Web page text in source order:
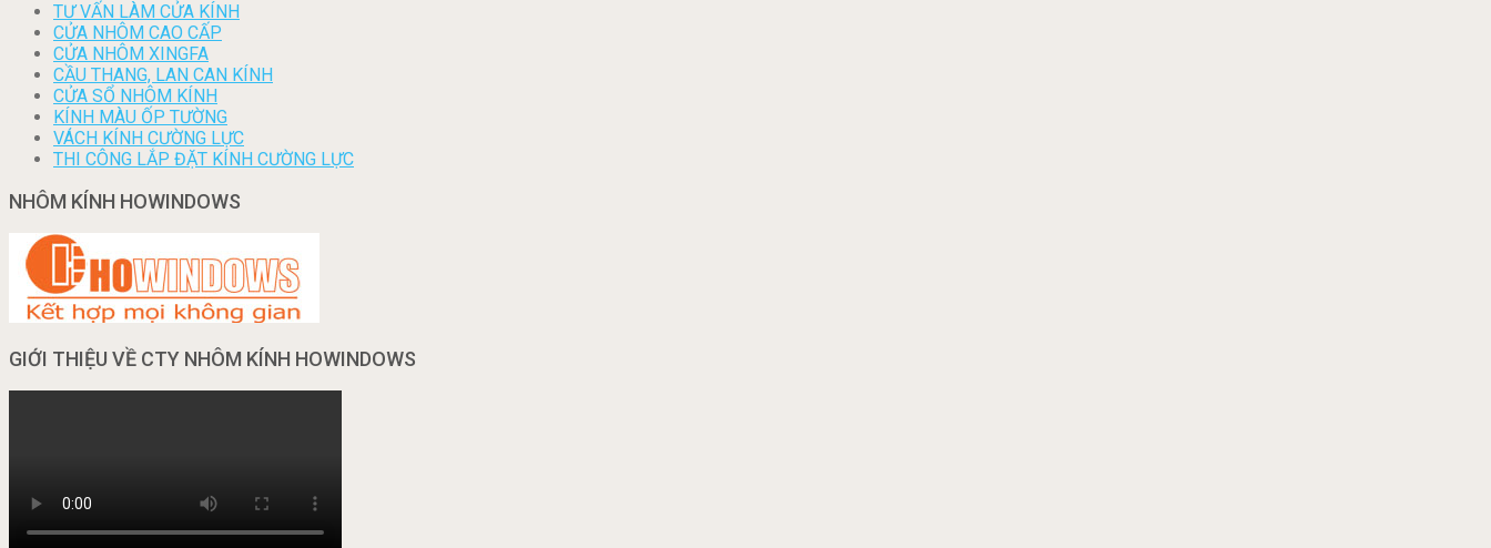
TƯ VẤN LÀM CỬA KÍNH
CỬA NHÔM CAO CẤP
CỬA NHÔM XINGFA
CẦU THANG, LAN CAN KÍNH
CỬA SỔ NHÔM KÍNH
KÍNH MÀU ỐP TƯỜNG
VÁCH KÍNH CƯỜNG LỰC
THI CÔNG LẮP ĐẶT KÍNH CƯỜNG LỰC
NHÔM KÍNH HOWINDOWS
GIỚI THIỆU VỀ CTY NHÔM KÍNH HOWINDOWS